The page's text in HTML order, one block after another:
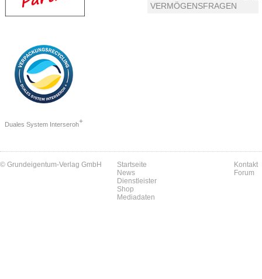
Duales System Interseroh+
VERMÖGENSFRAGEN
© Grundeigentum-Verlag GmbH
Startseite
News
Dienstleister
Shop
Mediadaten
Kontakt
Forum